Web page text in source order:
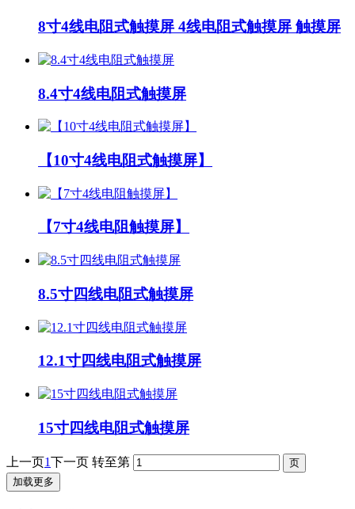
8寸4线电阻式触摸屏 4线电阻式触摸屏 触摸屏
8.4寸4线电阻式触摸屏
【10寸4线电阻式触摸屏】
【7寸4线电阻触摸屏】
8.5寸四线电阻式触摸屏
12.1寸四线电阻式触摸屏
15寸四线电阻式触摸屏
上一页1下一页 转至第
加载更多